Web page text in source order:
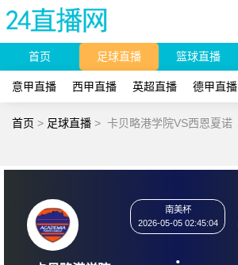
首页 足球直播 篮球直播
意甲直播 西甲直播 英超直播 德甲直播
首页 > 足球直播 > 卡贝略港学院VS西恩夏诺